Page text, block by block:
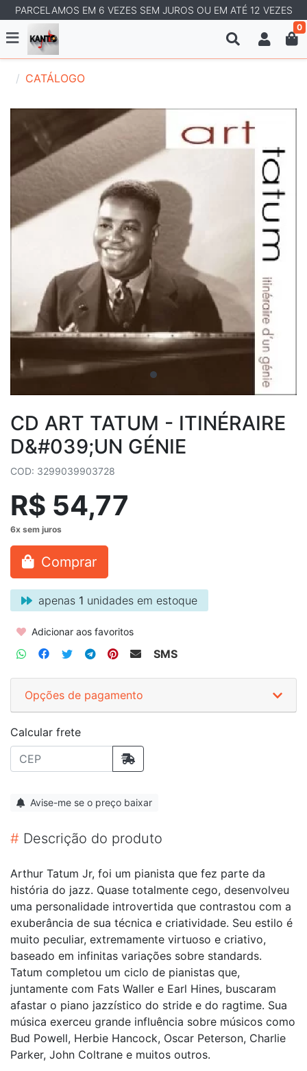
PARCELAMOS EM 6 VEZES SEM JUROS OU EM ATÉ 12 VEZES
0
CATÁLOGO
CD ART TATUM - ITINÉRAIRE
D&#039;UN GÉNIE
COD: 3299039903728
R$ 54,77
Comprar
apenas 1 unidades em estoque
Adicionar aos favoritos
SMS
Opções de pagamento
Calcular frete
Avise-me se o preço baixar
# Descrição do produto
Arthur Tatum Jr, foi um pianista que fez parte da
história do jazz. Quase totalmente cego, desenvolveu
uma personalidade introvertida que contrastou com a
exuberância de sua técnica e criatividade. Seu estilo é
muito peculiar, extremamente virtuoso e criativo,
baseado em infinitas variações sobre standards.
Tatum completou um ciclo de pianistas que,
juntamente com Fats Waller e Earl Hines, buscaram
afastar o piano jazzístico do stride e do ragtime. Sua
música exerceu grande influência sobre músicos como
Bud Powell, Herbie Hancock, Oscar Peterson, Charlie
Parker, John Coltrane e muitos outros.